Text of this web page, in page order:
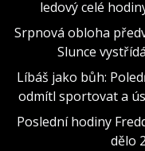
ledový celé
Srpnová obloha
Slunce
Líbáš jako bůh:
odmítl sportovat a
Poslední hodiny
dělo